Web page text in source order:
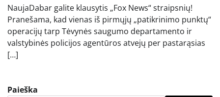
NaujaDabar galite klausytis „Fox News“ straipsnių!
Pranešama, kad vienas iš pirmųjų „patikrinimo punktų“
operacijų tarp Tėvynės saugumo departamento ir
valstybinės policijos agentūros atvejų per pastarąsias
[…]
Paieška